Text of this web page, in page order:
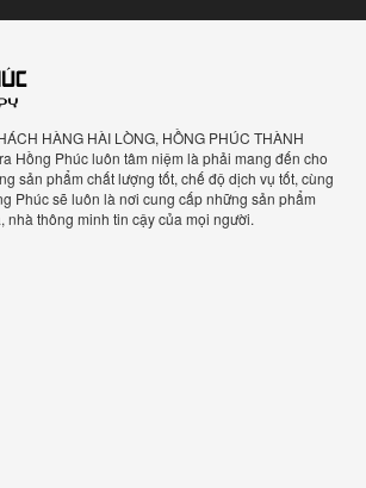
HÀNG HÀI LÒNG, HỒNG PHÚC THÀNH
Hồng Phúc luôn tâm niệm là phải mang đến cho
sản phẩm chất lượng tốt, chế độ dịch vụ tốt, cùng
Phúc sẽ luôn là nơi cung cấp những sản phẩm
nhà thông minh tin cậy của mọi người.